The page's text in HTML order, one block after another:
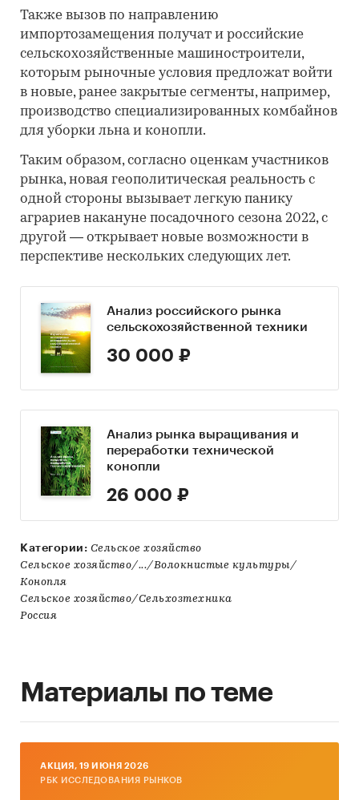
Также вызов по направлению
импортозамещения получат и российские
сельскохозяйственные машиностроители,
которым рыночные условия предложат войти
в новые, ранее закрытые сегменты, например,
производство специализированных комбайнов
для уборки льна и конопли.
Таким образом, согласно оценкам участников
рынка, новая геополитическая реальность с
одной стороны вызывает легкую панику
аграриев накануне посадочного сезона 2022, с
другой — открывает новые возможности в
перспективе нескольких следующих лет.
Анализ российского рынка
сельскохозяйственной техники
30 000 ₽
Анализ рынка выращивания и
переработки технической
конопли
26 000 ₽
Категории: Сельское хозяйство
Сельское хозяйство/.../Волокнистые культуры/
Конопля
Сельское хозяйство/Сельхозтехника
Россия
Материалы по теме
AКЦИЯ, 19 ИЮНЯ 2026
РБК ИССЛЕДОВАНИЯ РЫНКОВ